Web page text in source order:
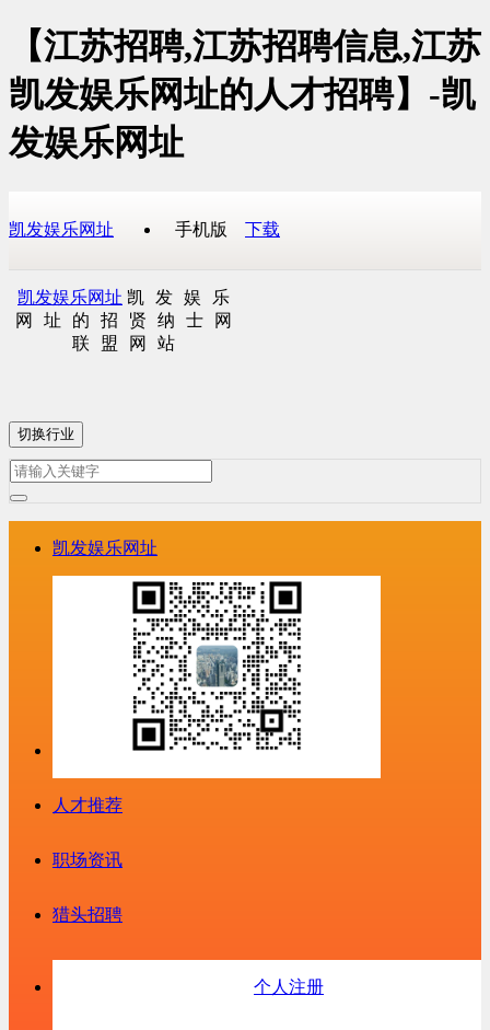
【江苏招聘,江苏招聘信息,江苏
凯发娱乐网址的人才招聘】-凯
发娱乐网址
凯发娱乐网址 手机版 下载
凯发娱乐网址 凯发娱乐
网址的招贤纳士网
联盟网站
切换行业
凯发娱乐网址
人才推荐
职场资讯
猎头招聘
个人注册